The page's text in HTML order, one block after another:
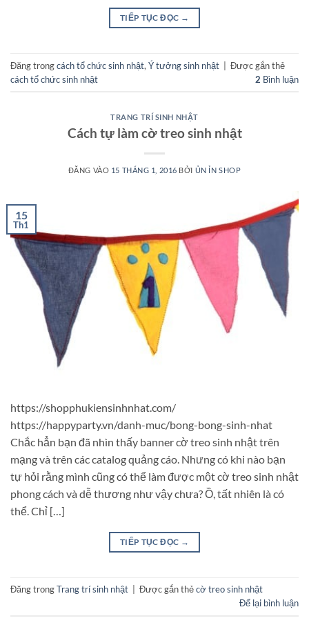
TIẾP TỤC ĐỌC →
Đăng trongcách tổ chức sinh nhật, Ý tưởng sinh nhật | Được gắn thẻ
cách tổ chức sinh nhật
2 Bình luận
TRANG TRÍ SINH NHẬT
Cách tự làm cờ treo sinh nhật
ĐĂNG VÀO 15 THÁNG 1, 2016 BỞI ỦN ỈN SHOP
15
Th1
https://shopphukiensinhnhat.com/
https://happyparty.vn/danh-muc/bong-bong-sinh-nhat
Chắc hẳn bạn đã nhìn thấy banner cờ treo sinh nhật trên
mạng và trên các catalog quảng cáo. Nhưng có khi nào bạn
tự hỏi rằng mình cũng có thể làm được một cờ treo sinh nhật
phong cách và dễ thương như vậy chưa? Ồ, tất nhiên là có
thể. Chỉ […]
TIẾP TỤC ĐỌC →
Đăng trongTrang trí sinh nhật Được gắn thẻcờ treo sinh nhật
Để lại bình luận